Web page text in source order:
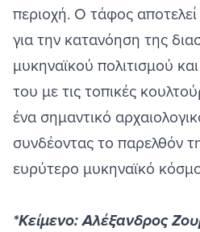
περιοχή. Ο τάφος αποτελεί
για την κατανόηση της
μυκηναϊκού πολιτισμού
του με τις τοπικές
ένα σημαντικό
συνδέοντας το παρελθόν
ευρύτερο μυκηναϊκό
*Κείμενο: Αλέξανδρος